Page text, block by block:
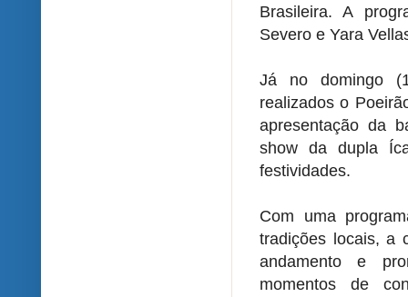
Brasileira. A
Severo e Yara
Já no domingo
realizados o
apresentação da
show da dupla
festividades.
Com uma
tradições locais, a
andamento e
momentos de